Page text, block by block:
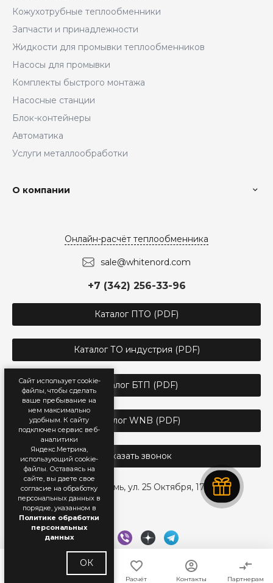
Расчёт Контакты Партнерам
Сайт использует cookie-
файлы, чтобы сделать
ваше пребывание на
нем максимально
удобным. К cайту
подключен сервис веб-
аналитики
Яндекс.Метрика,
использующий cookie-
файлы. Оставаясь на
сайте, вы даете свое
согласие на обработку
персональных данных в
порядке, указанном в
Политике обработки
персональных
данных
ОК
Кожухотрубные теплообменники
Запчасти и принадлежности
Жидкости для промывки теплообменников
Насосы для промывки
Комплекты быстрого монтажа
Насосные станции
Блок-контейнеры
Автоматика
Услуги металлообработки
О компании
Онлайн-расчёт теплообменника
sale@whitenord.com
+7 (342) 256-33-96
г. Пермь, ул. 25 Октября, 17
Каталог ПТО (PDF)
Каталог ТО индустрия (PDF)
Каталог БТП (PDF)
Каталог WNB (PDF)
Заказать звонок